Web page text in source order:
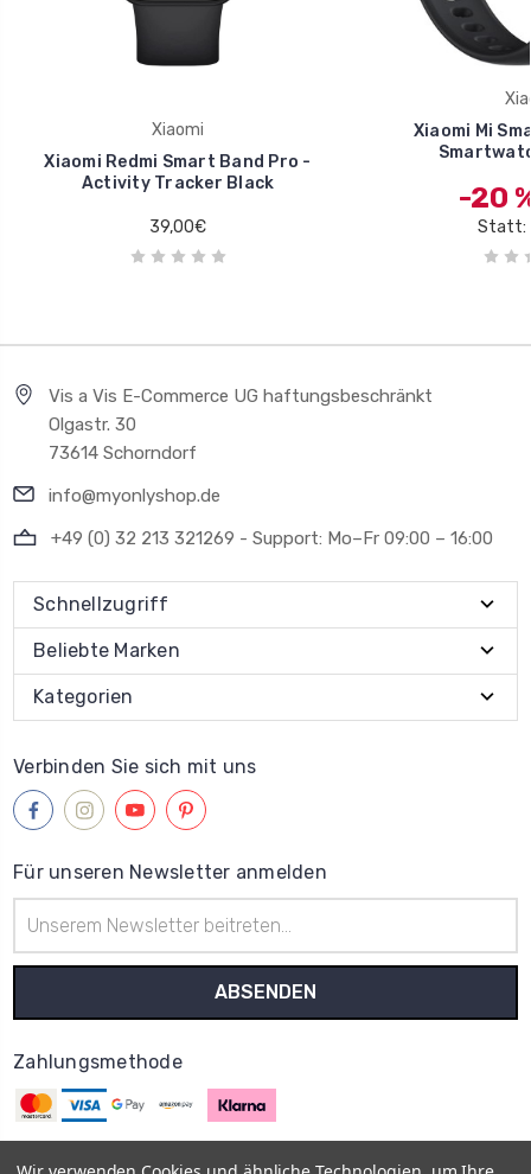
Xiaomi
Xiaomi Redmi Smart Band Pro -
Activity Tracker Black
39,00€
Xiaomi Mi
-20
Statt:
Vis a Vis E-Commerce UG haftungsbeschränkt
Olgastr. 30
73614 Schorndorf
info@myonlyshop.de
+49 (0) 32 213 321269 - Support: Mo–Fr 09:00 – 16:00
Schnellzugriff
Beliebte Marken
Kategorien
Verbinden Sie sich mit uns
Für unseren Newsletter anmelden
Mail-
Adresse
Zahlungsmethode